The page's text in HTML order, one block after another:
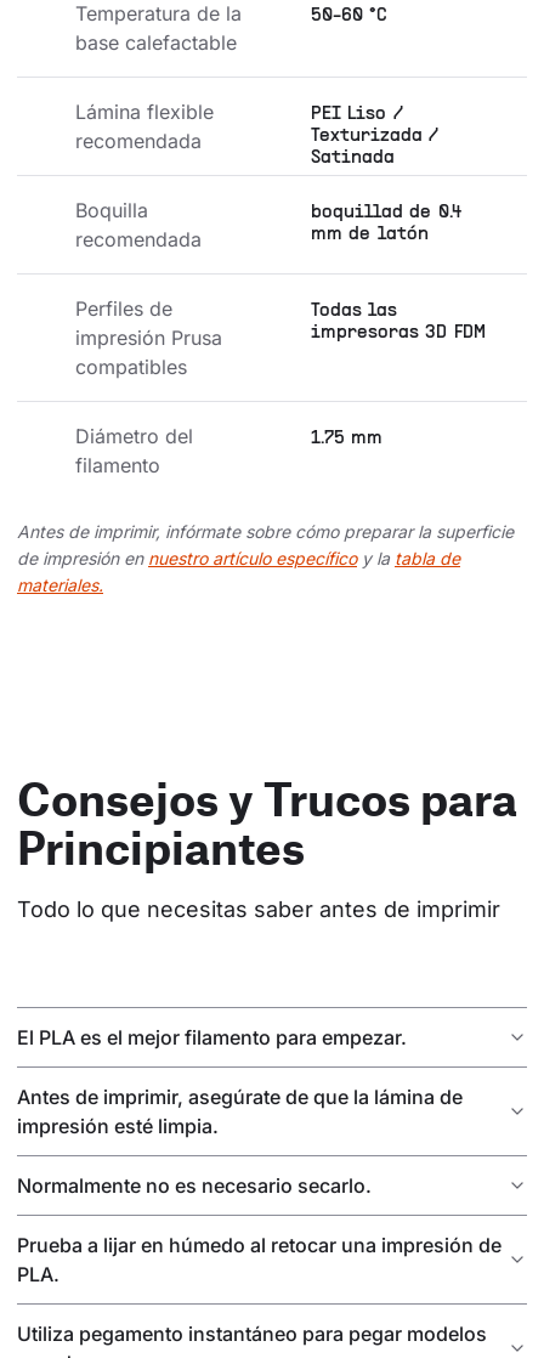
Temperatura de la
base calefactable
50-60 °C
Lámina flexible
recomendada
PEI Liso /
Texturizada /
Satinada
Boquilla
recomendada
boquillad de 0.4
mm de latón
Perfiles de
impresión Prusa
compatibles
Todas las
impresoras 3D FDM
Diámetro del
filamento
1.75 mm
Antes de imprimir, infórmate sobre cómo preparar la superficie
de impresión en nuestro artículo específicoy la tabla de
materiales.
Consejos y Trucos para
Principiantes
Todo lo que necesitas saber antes de imprimir
El PLA es el mejor filamento para empezar.
Antes de imprimir, asegúrate de que la lámina de
impresión esté limpia.
Normalmente no es necesario secarlo.
Prueba a lijar en húmedo al retocar una impresión de
PLA.
Utiliza pegamento instantáneo para pegar modelos